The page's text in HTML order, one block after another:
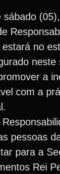
no
a
com a
pessoas
para a
Rei